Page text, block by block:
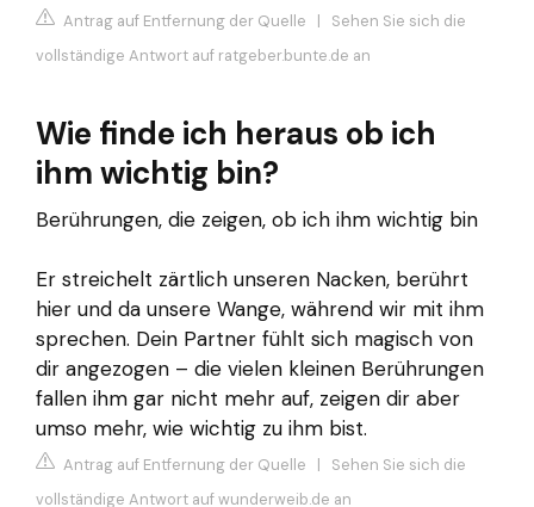
Antrag auf Entfernung der Quelle | Sehen Sie sich die
vollständige Antwort auf ratgeber.bunte.de an
Wie finde ich heraus ob ich
ihm wichtig bin?
Berührungen, die zeigen, ob ich ihm wichtig bin
Er streichelt zärtlich unseren Nacken, berührt
hier und da unsere Wange, während wir mit ihm
sprechen. Dein Partner fühlt sich magisch von
dir angezogen – die vielen kleinen Berührungen
fallen ihm gar nicht mehr auf, zeigen dir aber
umso mehr, wie wichtig zu ihm bist.
Antrag auf Entfernung der Quelle | Sehen Sie sich die
vollständige Antwort auf wunderweib.de an